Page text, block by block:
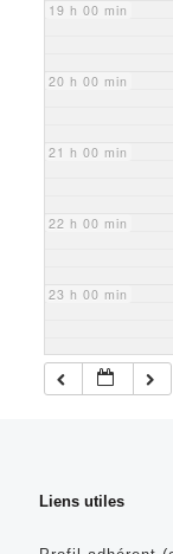
19 h 00 min
20 h 00 min
21 h 00 min
22 h 00 min
23 h 00 min
Liens utiles